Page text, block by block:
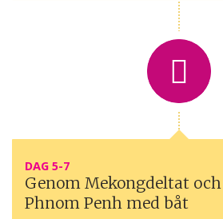
DAG 5-7
Genom Mekongdeltat
Phnom Penh med båt